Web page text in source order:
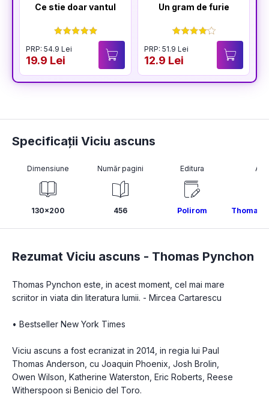
Ce stie doar vantul
PRP: 54.9 Lei
19.9 Lei
Un gram de furie
PRP: 51.9 Lei
12.9 Lei
Specificații Viciu ascuns
Dimensiune
130x200
Număr pagini
456
Editura
Polirom Thomas
Rezumat Viciu ascuns - Thomas Pynchon
Thomas Pynchon este, in acest moment, cel mai mare
scriitor in viata din literatura lumii. - Mircea Cartarescu
• Bestseller New York Times
Viciu ascuns a fost ecranizat in 2014, in regia lui Paul
Thomas Anderson, cu Joaquin Phoenix, Josh Brolin,
Owen Wilson, Katherine Waterston, Eric Roberts, Reese
Witherspoon si Benicio del Toro.